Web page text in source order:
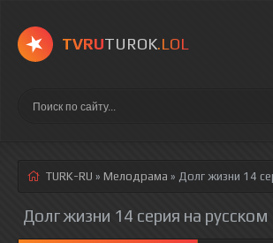
TVRUTUROK.LOL
TURK-RU » Мелодрама » Долг жизни 14
Долг жизни 14 серия на русском